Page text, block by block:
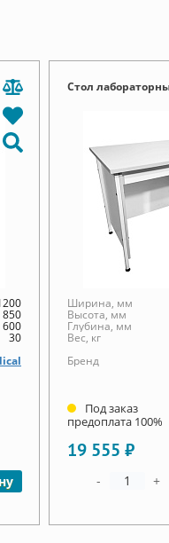
850
600
30
Стол
Ширина, мм
Высота, мм
Глубина, мм
Вес, кг
Бренд
Под заказ
предоплата 100%
19 555 ₽
- +